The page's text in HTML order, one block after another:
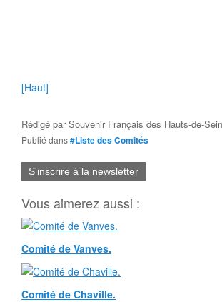
[Haut]
Rédigé parSouvenir Français des Hauts-de-
Publié dans#Liste des Comités
S'inscrire à la newsletter
Vous aimerez aussi :
Comité de Vanves.
Comité de Chaville.